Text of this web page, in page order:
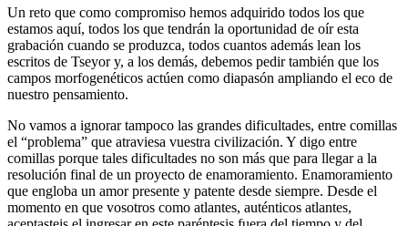
Un reto que como compromiso hemos adquirido todos los que
estamos aquí, todos los que tendrán la oportunidad de oír esta
grabación cuando se produzca, todos cuantos además lean los
escritos de Tseyor y, a los demás, debemos pedir también que los
campos morfogenéticos actúen como diapasón ampliando el eco de
nuestro pensamiento.
No vamos a ignorar tampoco las grandes dificultades, entre comillas
el “problema” que atraviesa vuestra civilización. Y digo entre
comillas porque tales dificultades no son más que para llegar a la
resolución final de un proyecto de enamoramiento. Enamoramiento
que engloba un amor presente y patente desde siempre. Desde el
momento en que vosotros como atlantes, auténticos atlantes,